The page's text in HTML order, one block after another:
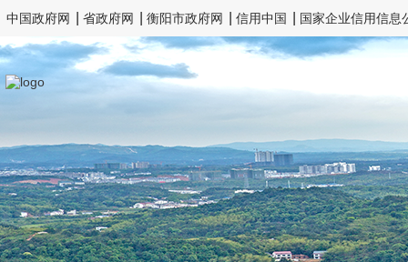
中国政府网 省政府网 衡阳市政府网 信用中国 国家企业信用信息